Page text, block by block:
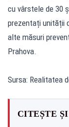
cu vârstele de 30
prezentați unității
alte măsuri
Prahova.
Sursa: Realitatea
CITEȘTE ȘI